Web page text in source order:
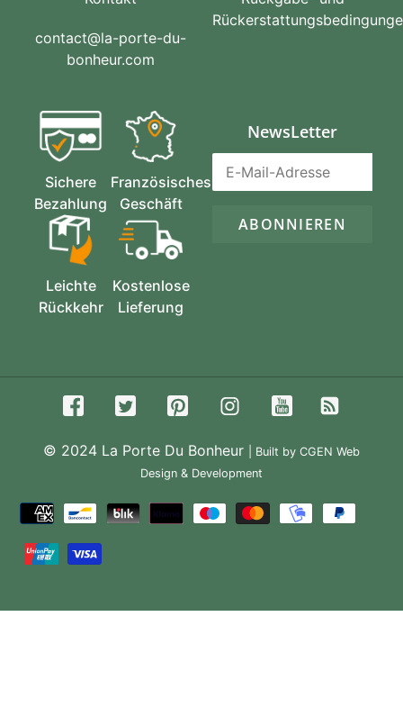
contact@la-porte-du-
bonheur.com
Sichere
Bezahlung
Französisches
Geschäft
Leichte
Rückkehr
Kostenlose
Lieferung
NewsLetter
ABONNIEREN
© 2024 La Porte Du Bonheur
| Built by CGEN Web
Design & Development